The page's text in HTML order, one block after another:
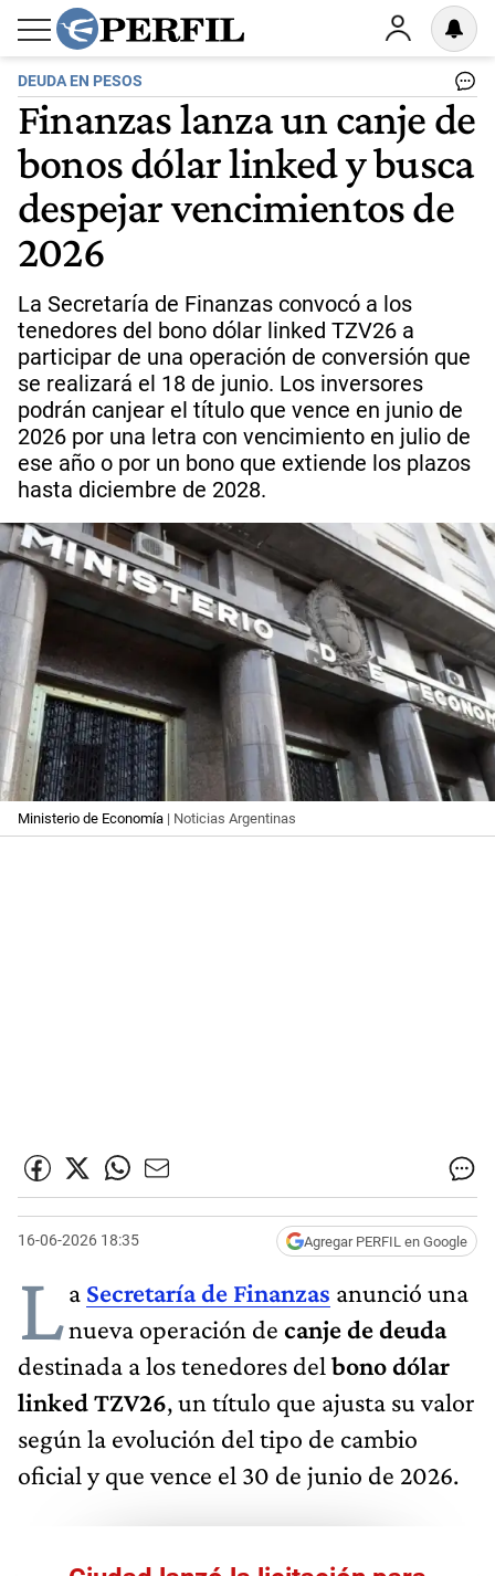
DEUDA EN PESOS
Finanzas lanza un canje de
bonos dólar linked y busca
despejar vencimientos de
2026
La Secretaría de Finanzas convocó a los
tenedores del bono dólar linked TZV26 a
participar de una operación de conversión que
se realizará el 18 de junio. Los inversores
podrán canjear el título que vence en junio de
2026 por una letra con vencimiento en julio de
ese año o por un bono que extiende los plazos
hasta diciembre de 2028.
Ministerio de Economía | Noticias Argentinas
16-06-2026 18:35 Agregar PERFIL en Google
La Secretaría de Finanzas anunció una
nueva operación de canje de deuda
destinada a los tenedores del bono dólar
linked TZV26, un título que ajusta su valor
según la evolución del tipo de cambio
oficial y que vence el 30 de junio de 2026.